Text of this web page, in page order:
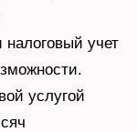
налоговый учет
услугой